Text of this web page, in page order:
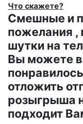
Что скажете?
Смешные и
пожелания ,
шутки на
Вы можете
отложить
розыгрыша
подходит